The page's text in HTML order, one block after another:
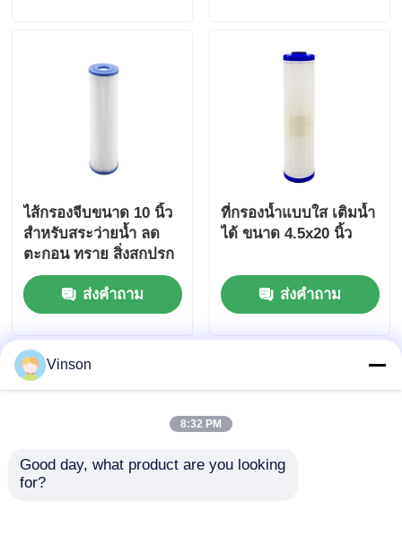
ไส้กรองจีบขนาด 10 นิ้ว
สำหรับสระว่ายน้ำ ลด
ตะกอน ทราย สิ่งสกปรก
สนิม
ส่งคำถาม
ที่กรองน้ำแบบใส เติมน้ำ
ได้ ขนาด 4.5x20 นิ้ว
ส่งคำถาม
Vinson
8:32 PM
Good day, what product are you looking
for?